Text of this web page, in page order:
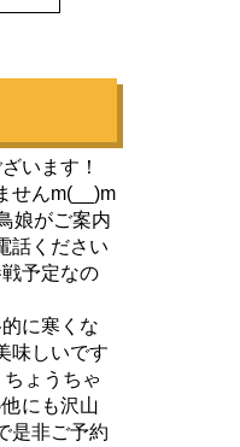
います！
せんm(__)m
娘がご案内
話ください
予定なの
に寒くな
味しいです
ょうちゃ
にも沢山
是非ご予約